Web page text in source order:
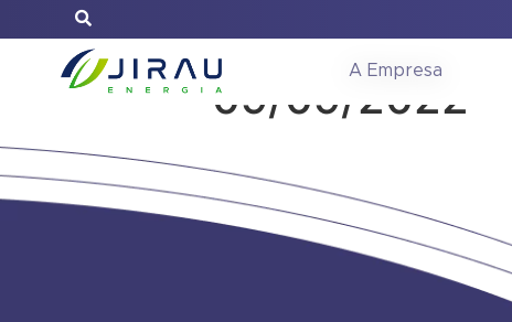
A Empresa
Reunião do
09/09/2022